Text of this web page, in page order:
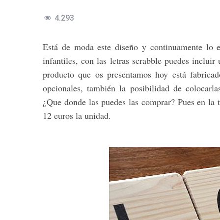
4.293
Está de moda este diseño y continuamente lo
infantiles, con las letras scrabble puedes
producto que os presentamos hoy está
opcionales, también la posibilidad de
¿Que donde las puedes las comprar? Pues en
12 euros la unidad.